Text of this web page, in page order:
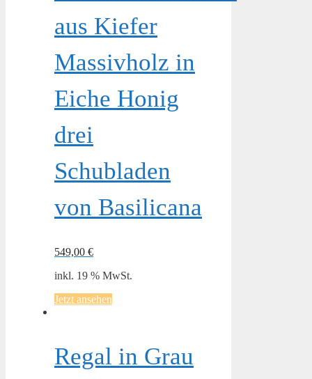
aus Kiefer
Massivholz in
Eiche Honig
drei
Schubladen
von Basilicana
549,00 €
inkl. 19 % MwSt.
Jetzt ansehen
Regal in Grau